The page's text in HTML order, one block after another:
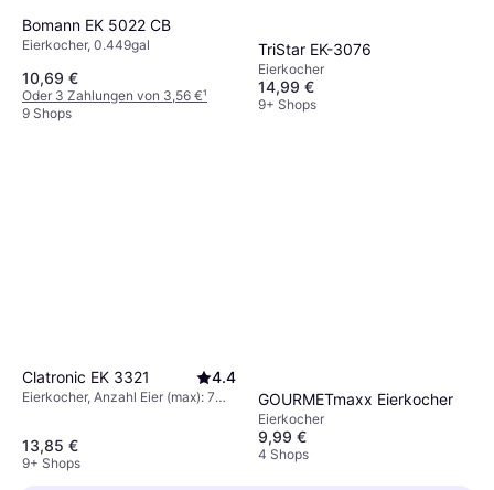
Bomann EK 5022 CB
Eierkocher, 0.449gal
10,69 €
Oder 3 Zahlungen von 3,56 €¹
9 Shops
TriStar EK-3076
Eierkocher
14,99 €
9+ Shops
Clatronic EK 3321 4.4
Eierkocher, Anzahl Eier (max): 7
13,85 €
9+ Shops
GOURMETmaxx Eierkocher
Eierkocher
9,99 €
4 Shops